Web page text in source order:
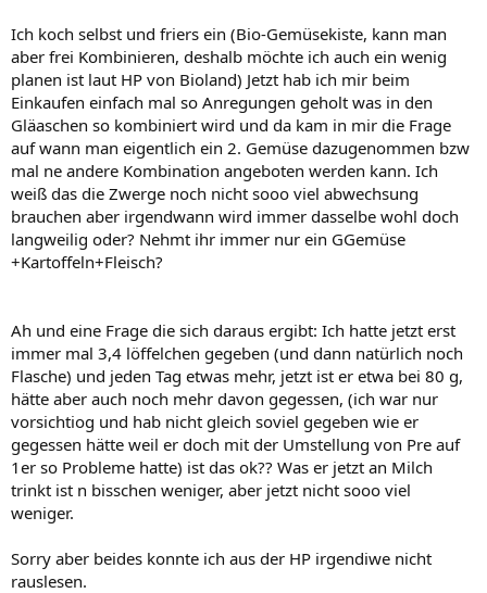
Ich koch selbst und friers ein (Bio-Gemüsekiste, kann man
aber frei Kombinieren, deshalb möchte ich auch ein wenig
planen ist laut HP von Bioland) Jetzt hab ich mir beim
Einkaufen einfach mal so Anregungen geholt was in den
Gläaschen so kombiniert wird und da kam in mir die Frage
auf wann man eigentlich ein 2. Gemüse dazugenommen bzw
mal ne andere Kombination angeboten werden kann. Ich
weiß das die Zwerge noch nicht sooo viel abwechsung
brauchen aber irgendwann wird immer dasselbe wohl doch
langweilig oder? Nehmt ihr immer nur ein GGemüse
+Kartoffeln+Fleisch?
Ah und eine Frage die sich daraus ergibt: Ich hatte jetzt erst
immer mal 3,4 löffelchen gegeben (und dann natürlich noch
Flasche) und jeden Tag etwas mehr, jetzt ist er etwa bei 80 g,
hätte aber auch noch mehr davon gegessen, (ich war nur
vorsichtiog und hab nicht gleich soviel gegeben wie er
gegessen hätte weil er doch mit der Umstellung von Pre auf
1er so Probleme hatte) ist das ok?? Was er jetzt an Milch
trinkt ist n bisschen weniger, aber jetzt nicht sooo viel
weniger.
Sorry aber beides konnte ich aus der HP irgendiwe nicht
rauslesen.